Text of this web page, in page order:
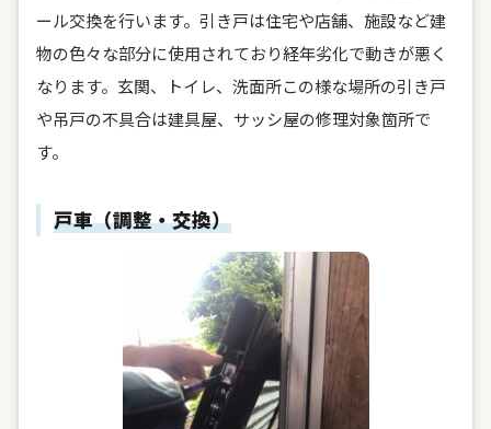
ール交換を行います。引き戸は住宅や店舗、施設など建
物の色々な部分に使用されており経年劣化で動きが悪く
なります。玄関、トイレ、洗面所この様な場所の引き戸
や吊戸の不具合は建具屋、サッシ屋の修理対象箇所で
す。
戸車（調整・交換）